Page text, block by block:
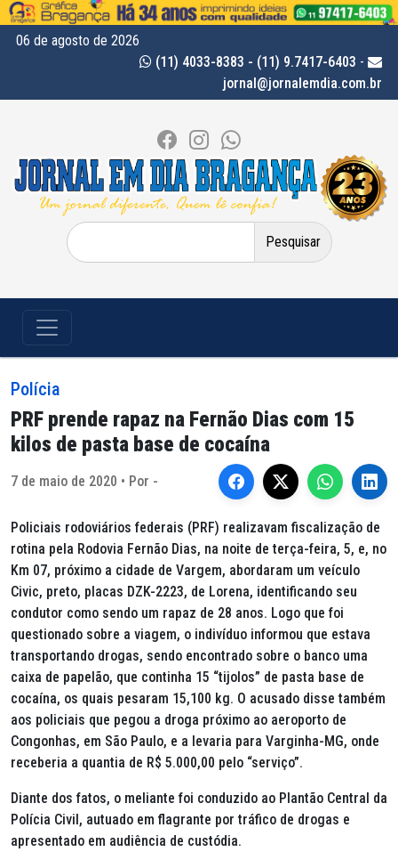
06 de agosto de 2026
(11) 4033-8383 - (11) 9.7417-6403 -
jornal@jornalemdia.com.br
Pesquisar
por:
Polícia
PRF prende rapaz na Fernão Dias com 15
kilos de pasta base de cocaína
7 de maio de 2020 • Por -
Policiais rodoviários federais (PRF) realizavam fiscalização de
rotina pela Rodovia Fernão Dias, na noite de terça-feira, 5, e, no
Km 07, próximo a cidade de Vargem, abordaram um veículo
Civic, preto, placas DZK-2223, de Lorena, identificando seu
condutor como sendo um rapaz de 28 anos. Logo que foi
questionado sobre a viagem, o indivíduo informou que estava
transportando drogas, sendo encontrado sobre o banco uma
caixa de papelão, que continha 15 “tijolos” de pasta base de
cocaína, os quais pesaram 15,100 kg. O acusado disse também
aos policiais que pegou a droga próximo ao aeroporto de
Congonhas, em São Paulo, e a levaria para Varginha-MG, onde
receberia a quantia de R$ 5.000,00 pelo “serviço”.
Diante dos fatos, o meliante foi conduzido ao Plantão Central da
Polícia Civil, autuado em flagrante por tráfico de drogas e
apresentado em audiência de custódia.